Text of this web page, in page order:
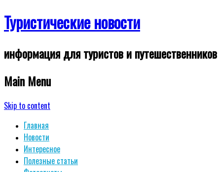
Туристические новости
информация для туристов и путешественников
Main Menu
Skip to content
Главная
Новости
Интересное
Полезные статьи